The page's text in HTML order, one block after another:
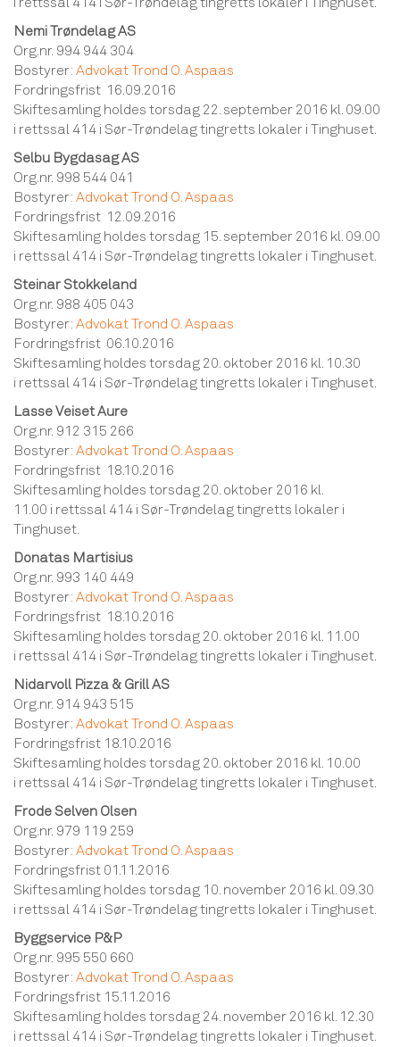
Nemi Trøndelag AS
Org.nr. 994 944 304
Bostyrer: Advokat Trond O. Aspaas
Fordringsfrist 16.09.2016
Skiftesamling holdes torsdag 22. september 2016 kl. 09.00
i rettssal 414 i Sør-Trøndelag tingretts lokaler i Tinghuset.
Selbu Bygdasag AS
Org.nr. 998 544 041
Bostyrer: Advokat Trond O. Aspaas
Fordringsfrist 12.09.2016
Skiftesamling holdes torsdag 15. september 2016 kl. 09.00
i rettssal 414 i Sør-Trøndelag tingretts lokaler i Tinghuset.
Steinar Stokkeland
Org.nr. 988 405 043
Bostyrer: Advokat Trond O. Aspaas
Fordringsfrist 06.10.2016
Skiftesamling holdes torsdag 20. oktober 2016 kl. 10.30
i rettssal 414 i Sør-Trøndelag tingretts lokaler i Tinghuset.
Lasse Veiset Aure
Org.nr. 912 315 266
Bostyrer: Advokat Trond O. Aspaas
Fordringsfrist 18.10.2016
Skiftesamling holdes torsdag 20. oktober 2016 kl.
11.00 i rettssal 414 i Sør-Trøndelag tingretts lokaler i
Tinghuset.
Donatas Martisius
Org.nr. 993 140 449
Bostyrer: Advokat Trond O. Aspaas
Fordringsfrist 18.10.2016
Skiftesamling holdes torsdag 20. oktober 2016 kl. 11.00
i rettssal 414 i Sør-Trøndelag tingretts lokaler i Tinghuset.
Nidarvoll Pizza & Grill AS
Org.nr. 914 943 515
Bostyrer: Advokat Trond O. Aspaas
Fordringsfrist 18.10.2016
Skiftesamling holdes torsdag 20. oktober 2016 kl. 10.00
i rettssal 414 i Sør-Trøndelag tingretts lokaler i Tinghuset.
Frode Selven Olsen
Org.nr. 979 119 259
Bostyrer: Advokat Trond O. Aspaas
Fordringsfrist 01.11.2016
Skiftesamling holdes torsdag 10. november 2016 kl. 09.30
i rettssal 414 i Sør-Trøndelag tingretts lokaler i Tinghuset.
Byggservice P&P
Org.nr. 995 550 660
Bostyrer: Advokat Trond O. Aspaas
Fordringsfrist 15.11.2016
Skiftesamling holdes torsdag 24. november 2016 kl. 12.30
i rettssal 414 i Sør-Trøndelag tingretts lokaler i Tinghuset.